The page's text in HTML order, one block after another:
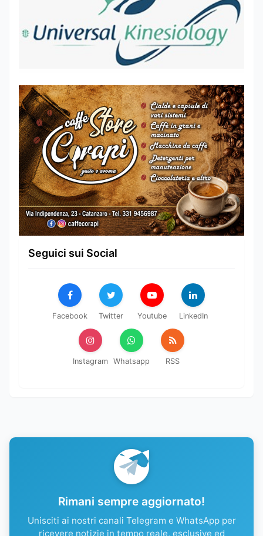
Seguici sui Social
Facebook Twitter Youtube LinkedIn
Instagram Whatsapp RSS
Rimani sempre aggiornato!
Unisciti ai nostri canali Telegram e WhatsApp per
ricevere notizie in tempo reale, esclusive ed